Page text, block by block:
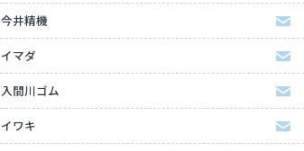
今井精機
イマダ
入間川ゴム
イワキ